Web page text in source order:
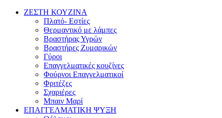
ΖΕΣΤΗ ΚΟΥΖΙΝΑ
Πλατό- Εστίες
Θερμαντικό με λάμπες
Βραστήρας Υγρών
Βραστήρες Ζυμαρικών
Γύροι
Επαγγελματικές κουζίνες
Φούρνοι Επαγγελματικοί
Φριτέζες
Σχαριέρες
Μπαιν Μαρί
ΕΠΑΓΓΕΛΜΑΤΙΚΗ ΨΥΞΗ